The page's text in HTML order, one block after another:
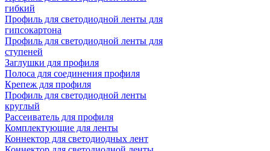
гибкий
Профиль для светодиодной ленты для
гипсокартона
Профиль для светодиодной ленты для
ступеней
Заглушки для профиля
Полоса для соединения профиля
Крепеж для профиля
Профиль для светодиодной ленты
круглый
Рассеиватель для профиля
Комплектующие для ленты
Коннектор для светодиодных лент